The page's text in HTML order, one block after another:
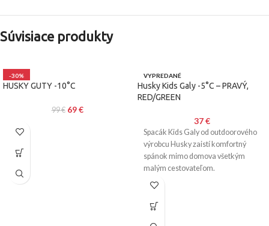
Súvisiace produkty
-30%
HUSKY GUTY -10°C
99€ 69€
VYPREDANÉ
Husky Kids Galy -5°C – PRAVÝ,
RED/GREEN
37€
Spacák Kids Galy od outdoorového
výrobcu Husky zaistí komfortný
spánok mimo domova všetkým
malým cestovateľom.